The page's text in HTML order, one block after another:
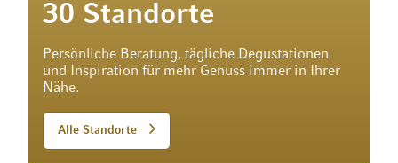
30 Standorte
Persönliche Beratung, tägliche Degustationen
und Inspiration für mehr Genuss immer in Ihrer
Nähe.
Alle Standorte